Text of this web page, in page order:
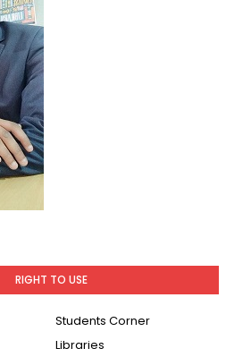
RIGHT TO USE
Students Corner
Libraries